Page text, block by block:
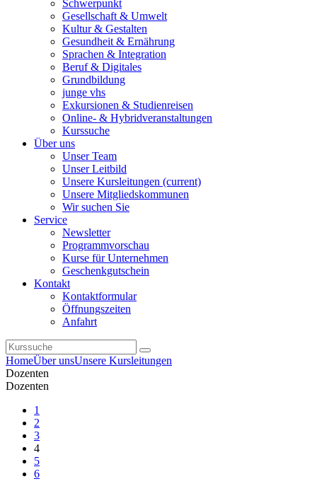
Schwerpunkt
Gesellschaft & Umwelt
Kultur & Gestalten
Gesundheit & Ernährung
Sprachen & Integration
Beruf & Digitales
Grundbildung
junge vhs
Exkursionen & Studienreisen
Online- & Hybridveranstaltungen
Kurssuche
Über uns
Unser Team
Unser Leitbild
Unsere Kursleitungen (current)
Unsere Mitgliedskommunen
Wir suchen Sie
Service
Newsletter
Programmvorschau
Kurse für Unternehmen
Geschenkgutschein
Kontakt
Kontaktformular
Öffnungszeiten
Anfahrt
HomeÜber unsUnsere Kursleitungen
Dozenten
Dozenten
1
2
3
4
5
6